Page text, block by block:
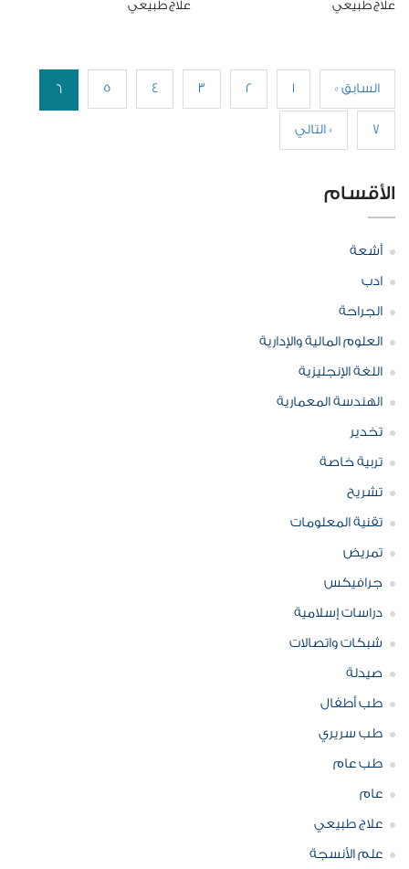
علاج طبيعي علاج طبيعي
« السابق 1
2
3
4
5
6
7 التالي »
الأقسام
أشعة
ادب
الجراحة
العلوم المالية والإدارية
اللغة الإنجليزية
الهندسة المعمارية
تخدير
تربية خاصة
تشريح
تقنية المعلومات
تمريض
جرافيكس
دراسات إسلامية
شبكات واتصالات
صيدلة
طب أطفال
طب سريري
طب عام
عام
علاج طبيعي
علم الأنسجة